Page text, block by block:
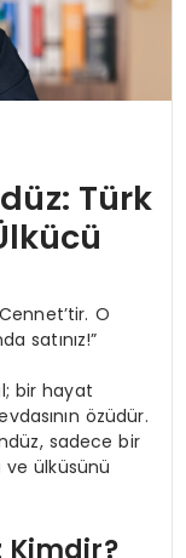
Türk
O
satınız!”
bir hayat
özüdür.
sadece bir
ve ülküsünü